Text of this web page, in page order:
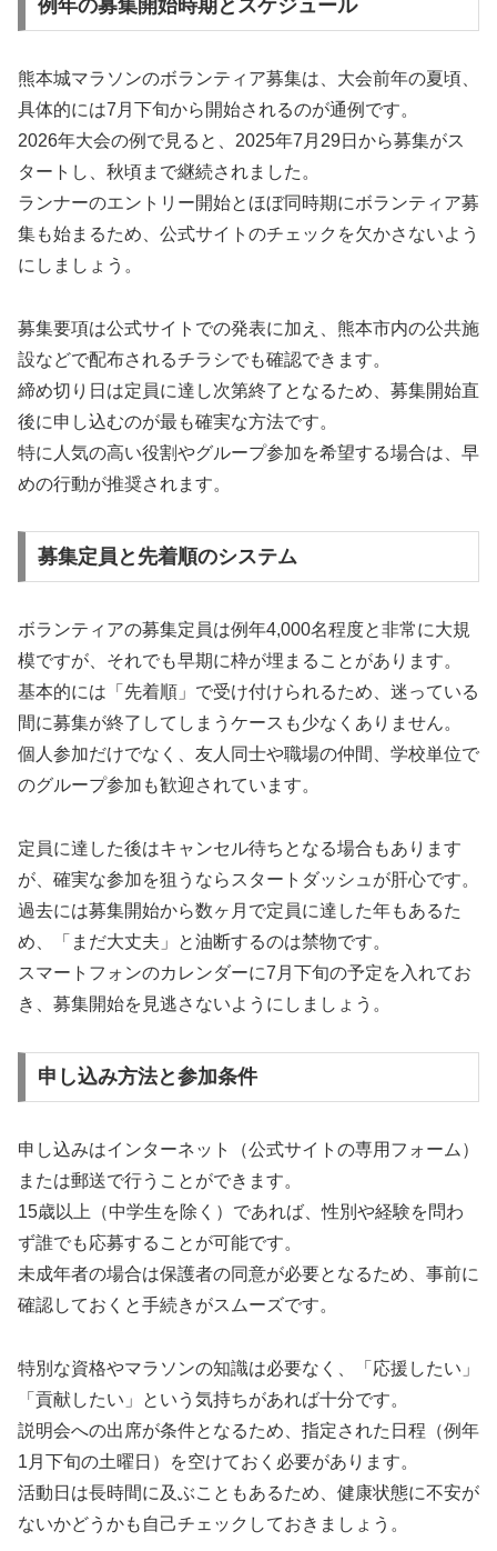
例年の募集開始時期とスケジュール
熊本城マラソンのボランティア募集は、大会前年の夏頃、
具体的には7月下旬から開始されるのが通例です。
2026年大会の例で見ると、2025年7月29日から募集がス
タートし、秋頃まで継続されました。
ランナーのエントリー開始とほぼ同時期にボランティア募
集も始まるため、公式サイトのチェックを欠かさないよう
にしましょう。
募集要項は公式サイトでの発表に加え、熊本市内の公共施
設などで配布されるチラシでも確認できます。
締め切り日は定員に達し次第終了となるため、募集開始直
後に申し込むのが最も確実な方法です。
特に人気の高い役割やグループ参加を希望する場合は、早
めの行動が推奨されます。
募集定員と先着順のシステム
ボランティアの募集定員は例年4,000名程度と非常に大規
模ですが、それでも早期に枠が埋まることがあります。
基本的には「先着順」で受け付けられるため、迷っている
間に募集が終了してしまうケースも少なくありません。
個人参加だけでなく、友人同士や職場の仲間、学校単位で
のグループ参加も歓迎されています。
定員に達した後はキャンセル待ちとなる場合もあります
が、確実な参加を狙うならスタートダッシュが肝心です。
過去には募集開始から数ヶ月で定員に達した年もあるた
め、「まだ大丈夫」と油断するのは禁物です。
スマートフォンのカレンダーに7月下旬の予定を入れてお
き、募集開始を見逃さないようにしましょう。
申し込み方法と参加条件
申し込みはインターネット（公式サイトの専用フォーム）
または郵送で行うことができます。
15歳以上（中学生を除く）であれば、性別や経験を問わ
ず誰でも応募することが可能です。
未成年者の場合は保護者の同意が必要となるため、事前に
確認しておくと手続きがスムーズです。
特別な資格やマラソンの知識は必要なく、「応援したい」
「貢献したい」という気持ちがあれば十分です。
説明会への出席が条件となるため、指定された日程（例年
1月下旬の土曜日）を空けておく必要があります。
活動日は長時間に及ぶこともあるため、健康状態に不安が
ないかどうかも自己チェックしておきましょう。